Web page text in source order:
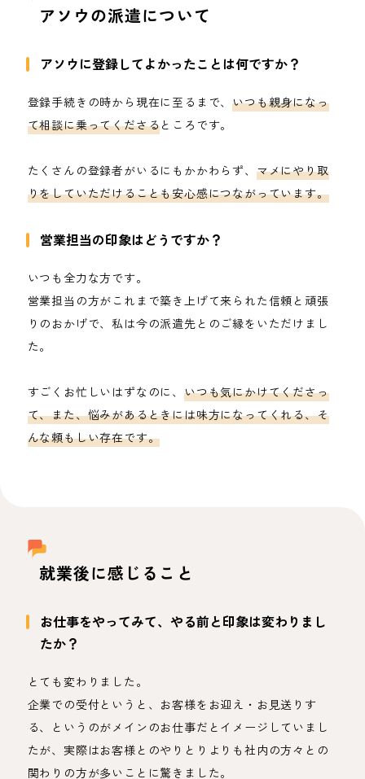
アソウの派遣について
アソウに登録してよかったことは何ですか？
登録手続きの時から現在に至るまで、いつも親身になっ
て相談に乗ってくださるところです。
たくさんの登録者がいるにもかかわらず、 マメにやり取
りをしていただけることも安心感につながっています。
営業担当の印象はどうですか？
いつも全力な方です。
営業担当の方がこれまで築き上げて来られた信頼と頑張
りのおかげで、私は今の派遣先とのご縁をいただけまし
た。
すごくお忙しいはずなのに、 いつも気にかけてくださっ
て、また、悩みがあるときには味方になってくれる、そ
んな頼もしい存在です。
就業後に感じること
お仕事をやってみて、やる前と印象は変わりまし
たか？
とても変わりました。
企業での受付というと、お客様をお迎え・お見送りす
る、というのがメインのお仕事だとイメージしていまし
たが、実際はお客様とのやりとりよりも社内の方々との
関わりの方が多いことに驚きました。